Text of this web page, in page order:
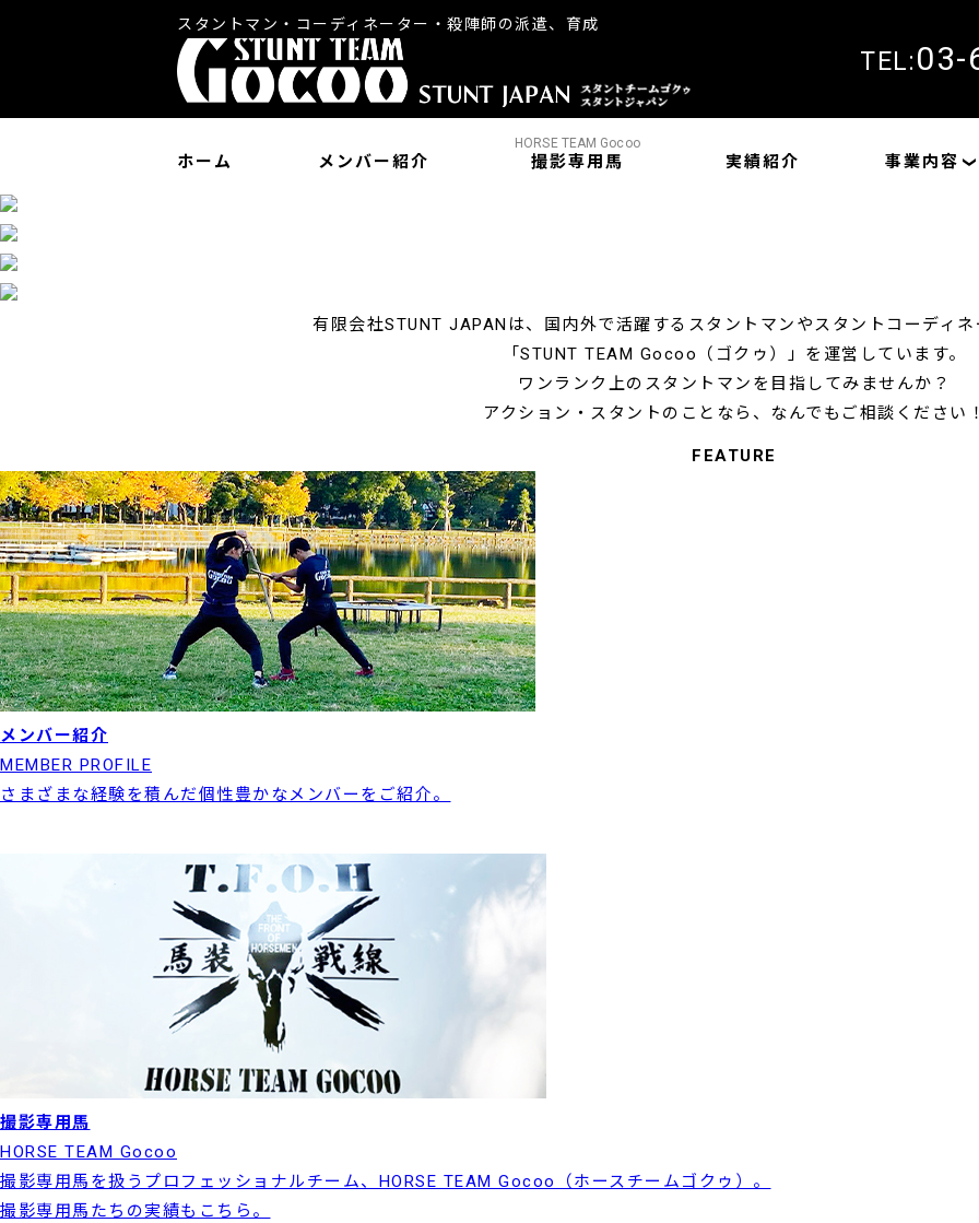
スタントマン・コーディネーター・殺陣師の派遣、育成
TEL:03-
ホーム メンバー紹介
HORSE TEAM Gocoo
撮影専用馬 実績紹介 事業内容
有限会社STUNT JAPANは、国内外で活躍するスタントマンやスタントコーディ
「STUNT TEAM Gocoo（ゴクゥ）」を運営しています。
ワンランク上のスタントマンを目指してみませんか？
アクション・スタントのことなら、なんでもご相談ください
FEATURE
メンバー紹介
MEMBER PROFILE
さまざまな経験を積んだ個性豊かなメンバーをご紹介。
撮影専用馬
HORSE TEAM Gocoo
撮影専用馬を扱うプロフェッショナルチーム、HORSE TEAM Gocoo（ホースチームゴクゥ）。
撮影専用馬たちの実績もこちら。